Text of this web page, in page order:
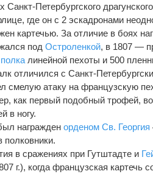
Санкт-Петербургского драгунского
где он с 2 эскадронами
картечью. За отличие в боях
подОстроленкой, в 1807 —
полка линейной пехоты и 500
отличился с Санкт-
смелую атаку на французскую
как первый подобный трофей,
в ногу.
награжденорденом Св. Георгия
полковники.
в сражениях при Гутштадте и
г.), когда французская картечь